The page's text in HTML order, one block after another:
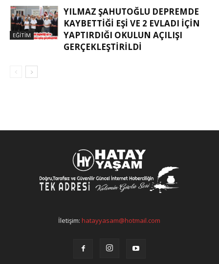
EĞITIM
YILMAZ ŞAHUTOĞLU DEPREMDE
KAYBETTIĞI EŞI VE 2 EVLADI IÇIN
YAPTIRDIĞI OKULUN AÇILIŞI
GERÇEKLEŞTIRILDI
İletişim:hatayyasam@hotmail.com